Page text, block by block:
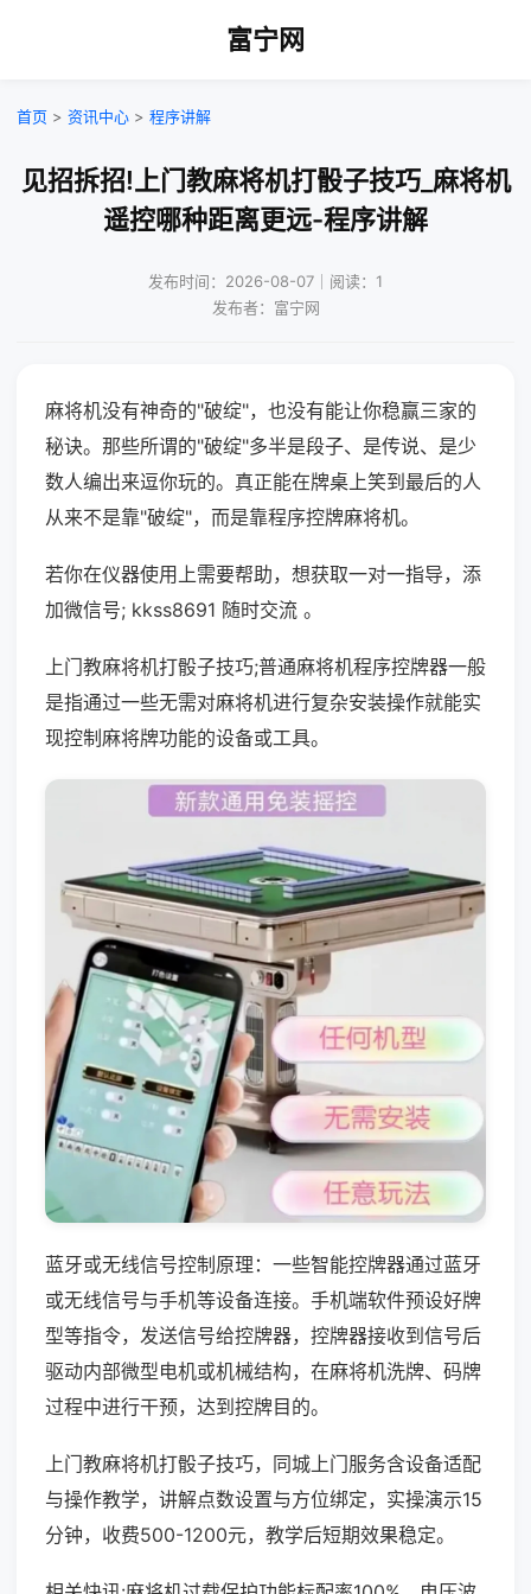
富宁网
首页 > 资讯中心 > 程序讲解
见招拆招!上门教麻将机打骰子技巧_麻将机
遥控哪种距离更远-程序讲解
发布时间：2026-08-07｜阅读：1
发布者：富宁网
麻将机没有神奇的"破绽"，也没有能让你稳赢三家的
秘诀。那些所谓的"破绽"多半是段子、是传说、是少
数人编出来逗你玩的。真正能在牌桌上笑到最后的人
从来不是靠"破绽"，而是靠程序控牌麻将机。
若你在仪器使用上需要帮助，想获取一对一指导，添
加微信号; kkss8691 随时交流 。
上门教麻将机打骰子技巧;普通麻将机程序控牌器一般
是指通过一些无需对麻将机进行复杂安装操作就能实
现控制麻将牌功能的设备或工具。
蓝牙或无线信号控制原理：一些智能控牌器通过蓝牙
或无线信号与手机等设备连接。手机端软件预设好牌
型等指令，发送信号给控牌器，控牌器接收到信号后
驱动内部微型电机或机械结构，在麻将机洗牌、码牌
过程中进行干预，达到控牌目的。
上门教麻将机打骰子技巧，同城上门服务含设备适配
与操作教学，讲解点数设置与方位绑定，实操演示15
分钟，收费500-1200元，教学后短期效果稳定。